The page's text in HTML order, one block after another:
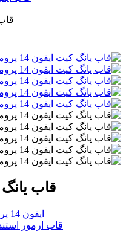
قاب
قاب یانگ کیت